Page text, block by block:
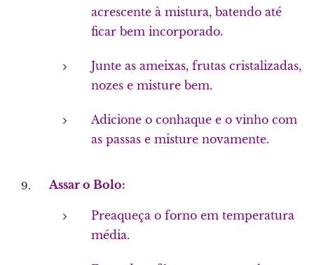
acrescente à mistura, batendo até
ficar bem incorporado.
Junte as ameixas, frutas cristalizadas,
nozes e misture bem.
Adicione o conhaque e o vinho com
as passas e misture novamente.
Assar o Bolo:
Preaqueça o forno em temperatura
média.